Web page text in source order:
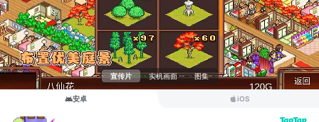
宣传片 实机画面 图集
安卓 iOS